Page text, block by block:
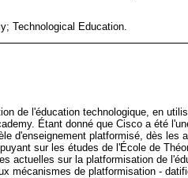
Technological Education.
de l'éducation technologique, en
Étant donné que Cisco a été
d'enseignement platformisé, dès les
sur les études de l'École de
actuelles sur la platformisation de
mécanismes de platformisation -